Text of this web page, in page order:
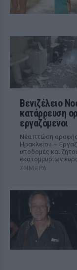
Βενιζέλειο
κατάρρευση
εργαζόμενοι
Νέα πτώση οροφής
Ηρακλείου –
υποδομές και
εκατομμυρίων
ΣΉΜΕΡΑ